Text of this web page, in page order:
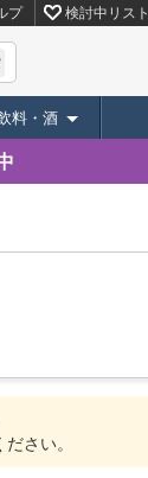
デリバリー】
プ 検討中リスト
料・酒
さい。